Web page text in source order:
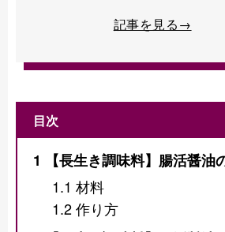
記事を見る→
目次
1
【長生き調味料】腸活醤油
1.1 材料
1.2作り方